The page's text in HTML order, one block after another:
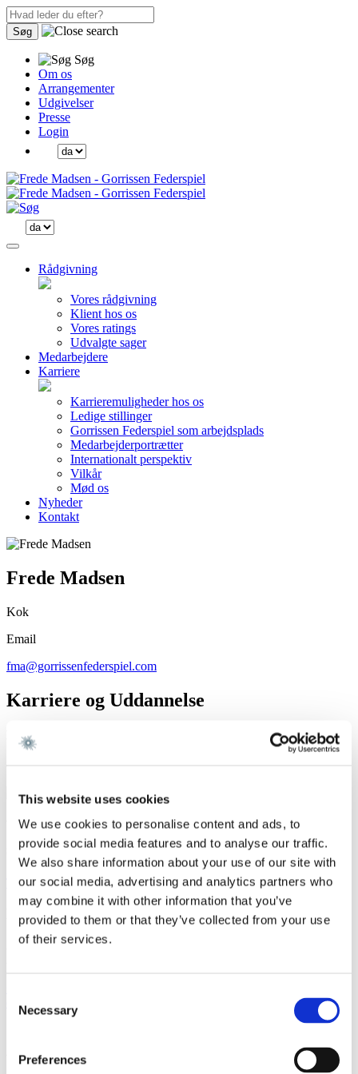
This website uses cookies
We use cookies to personalise content and ads, to
provide social media features and to analyse our traffic.
We also share information about your use of our site with
our social media, advertising and analytics partners who
may combine it with other information that you’ve
provided to them or that they’ve collected from your use
of their services.
Selection
Necessary
Preferences
Søg
Søg
Om os
Arrangementer
Udgivelser
Presse
Login
Rådgivning
Vores rådgivning
Klient hos os
Vores ratings
Udvalgte sager
Medarbejdere
Karriere
Karrieremuligheder hos os
Ledige stillinger
Gorrissen Federspiel som arbejdsplads
Medarbejderportrætter
Internationalt perspektiv
Vilkår
Mød os
Nyheder
Kontakt
Frede Madsen
Kok
Email
fma@gorrissenfederspiel.com
Karriere og Uddannelse
Karriere
Gorrissen Federspiel 2025 -
Vi er et førende dansk advokatfirma med
stærke internationale relationer.
Tilmeld dig nyheder og arrangementer
København
Axel Towers
contact@gorrissenfederspiel.com
Aarhus